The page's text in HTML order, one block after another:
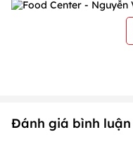
Đánh giá bình luận